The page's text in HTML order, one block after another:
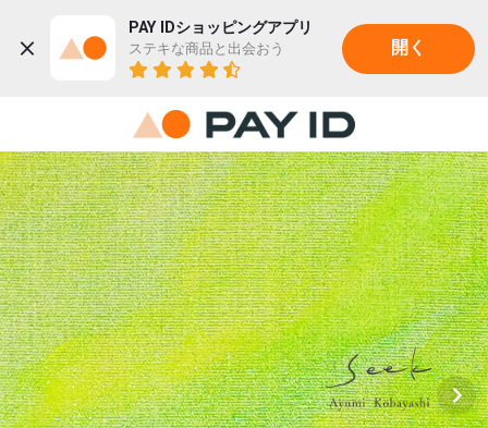
PAY IDショッピングアプリ
ステキな商品と出会おう 開く